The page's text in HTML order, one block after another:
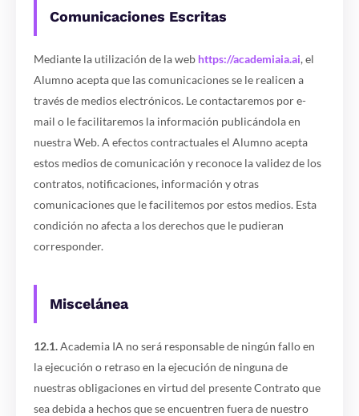
Comunicaciones Escritas
Mediante la utilización de la web https://academiaia.ai, el
Alumno acepta que las comunicaciones se le realicen a
través de medios electrónicos. Le contactaremos por e-
mail o le facilitaremos la información publicándola en
nuestra Web. A efectos contractuales el Alumno acepta
estos medios de comunicación y reconoce la validez de los
contratos, notificaciones, información y otras
comunicaciones que le facilitemos por estos medios. Esta
condición no afecta a los derechos que le pudieran
corresponder.
Miscelánea
12.1.Academia IA no será responsable de ningún fallo en
la ejecución o retraso en la ejecución de ninguna de
nuestras obligaciones en virtud del presente Contrato que
sea debida a hechos que se encuentren fuera de nuestro